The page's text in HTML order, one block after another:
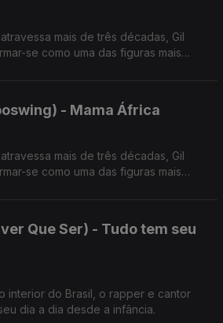
mais de três décadas, Gil
se como uma das figuras mais
- Mama África
mais de três décadas, Gil
se como uma das figuras mais
Que Ser) - Tudo tem seu
interior do Brasil, o rapper e cantor
dia a dia desde a infância.